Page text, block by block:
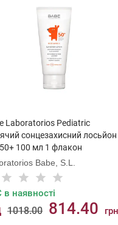
Laboratorios Pediatric
сонцезахисний лосьйон
100 мл 1 флакон
Babe, S.L.
в наявності
1018.00 814.40 грн